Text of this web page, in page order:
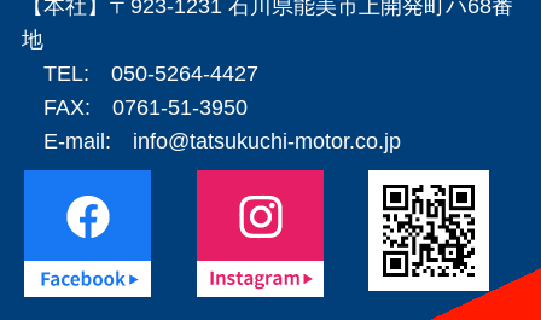
【本社】〒923-1231 石川県能美市上開発町ハ68番
地
TEL: 050-5264-4427
FAX: 0761-51-3950
E-mail: info@tatsukuchi-motor.co.jp